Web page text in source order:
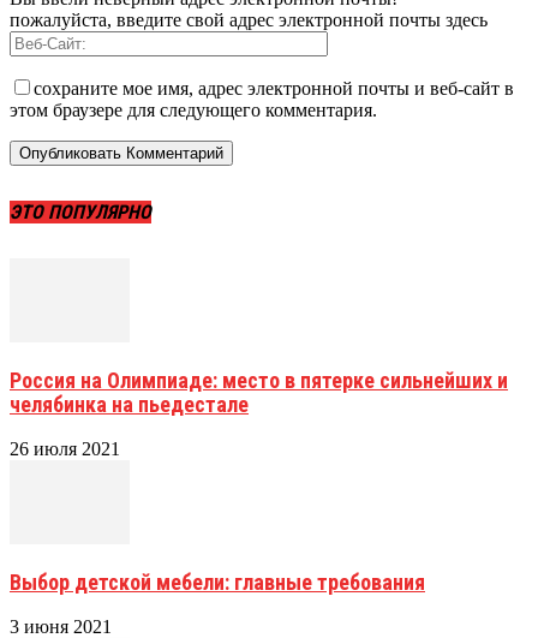
пожалуйста, введите свой адрес электронной почты здесь
сохраните мое имя, адрес электронной почты и веб-сайт в
этом браузере для следующего комментария.
ЭТО ПОПУЛЯРНО
Россия на Олимпиаде: место в пятерке сильнейших и
челябинка на пьедестале
26 июля 2021
Выбор детской мебели: главные требования
3 июня 2021